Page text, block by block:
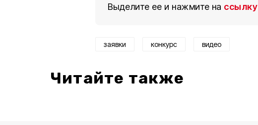
Выделите ее и нажмите на ссылку
заявки конкурс видео
Читайте также